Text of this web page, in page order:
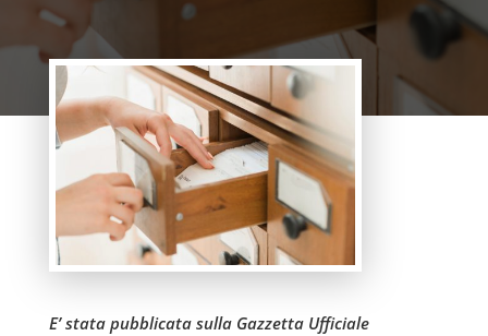
E’ stata pubblicata sulla Gazzetta Ufficiale